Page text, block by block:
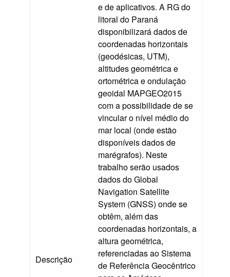
Descrição
e de aplicativos. A RG do
litoral do Paraná
disponibilizará dados de
coordenadas horizontais
(geodésicas, UTM),
altitudes geométrica e
ortométrica e ondulação
geoidal MAPGEO2015
com a possibilidade de se
vincular o nível médio do
mar local (onde estão
disponíveis dados de
marégrafos). Neste
trabalho serão usados
dados do Global
Navigation Satellite
System (GNSS) onde se
obtêm, além das
coordenadas horizontais, a
altura geométrica,
referenciadas ao Sistema
de Referência Geocêntrico